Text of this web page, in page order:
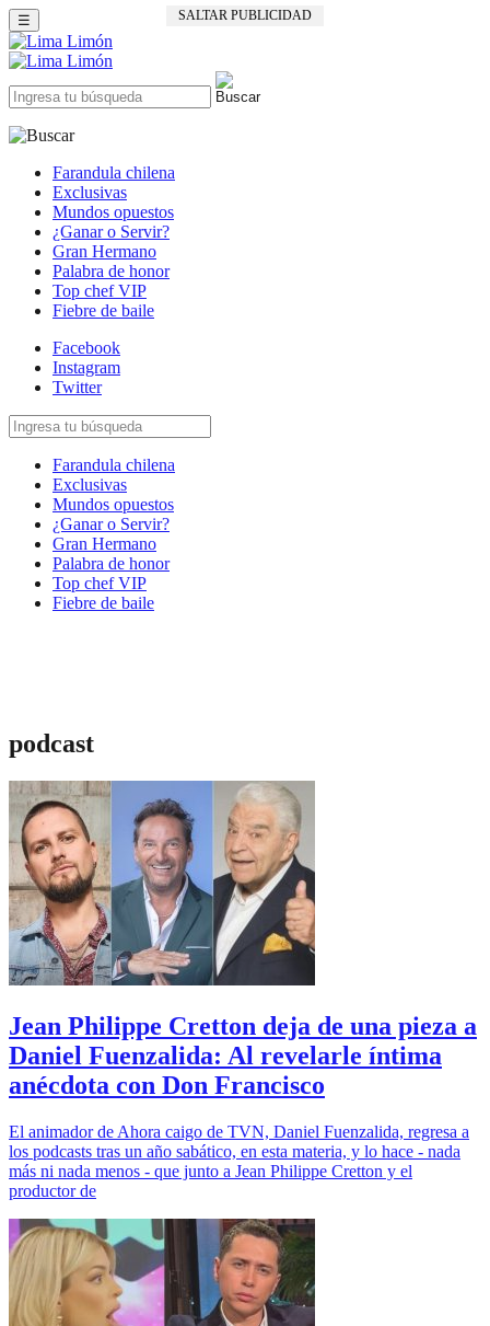
SALTAR PUBLICIDAD
☰
Farandula chilena
Exclusivas
Mundos opuestos
¿Ganar o Servir?
Gran Hermano
Palabra de honor
Top chef VIP
Fiebre de baile
Facebook
Instagram
Twitter
Farandula chilena
Exclusivas
Mundos opuestos
¿Ganar o Servir?
Gran Hermano
Palabra de honor
Top chef VIP
Fiebre de baile
podcast
Jean Philippe Cretton deja de una pieza a
Daniel Fuenzalida: Al revelarle íntima
anécdota con Don Francisco
El animador de Ahora caigo de TVN, Daniel Fuenzalida, regresa a
los podcasts tras un año sabático, en esta materia, y lo hace - nada
más ni nada menos - que junto a Jean Philippe Cretton y el
productor de